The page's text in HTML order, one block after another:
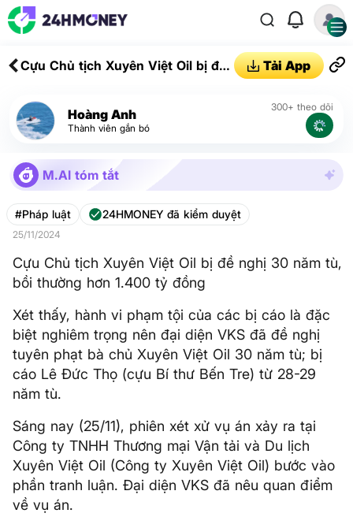
Cựu Chủ tịch Xuyên Việt Oil bị đề
1.400 tỷ đồng
Tải App
Hoàng Anh
Thành viên gắn bó
300+ theo dõi
M.AI tóm tắt
#Pháp luật 24HMONEY đã kiểm duyệt
25/11/2024
Cựu Chủ tịch Xuyên Việt Oil bị đề nghị 30 năm tù,
bồi thường hơn 1.400 tỷ đồng
Xét thấy, hành vi phạm tội của các bị cáo là đặc
biệt nghiêm trọng nên đại diện VKS đã đề nghị
tuyên phạt bà chủ Xuyên Việt Oil 30 năm tù; bị
cáo Lê Đức Thọ (cựu Bí thư Bến Tre) từ 28-29
năm tù.
Sáng nay (25/11), phiên xét xử vụ án xảy ra tại
Công ty TNHH Thương mại Vận tải và Du lịch
Xuyên Việt Oil (Công ty Xuyên Việt Oil) bước vào
phần tranh luận. Đại diện VKS đã nêu quan điểm
về vụ án.